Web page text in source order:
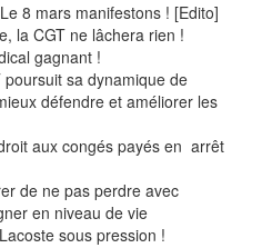
8 mars manifestons ! [Edito]
la CGT ne lâchera rien !
gagnant !
sa dynamique de
défendre et améliorer les
aux congés payés en arrêt
de ne pas perdre avec
en niveau de vie
sous pression !